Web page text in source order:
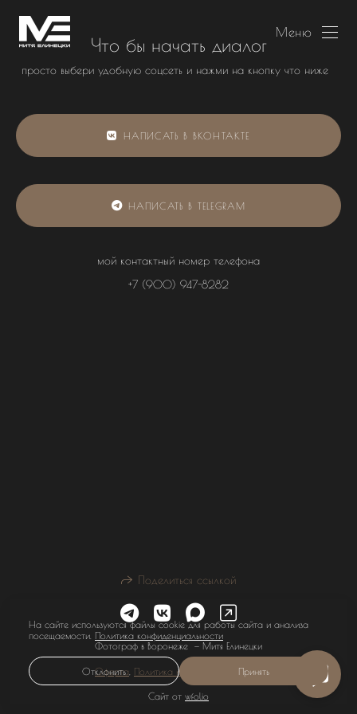
Меню
Что бы начать диалог
просто выбери удобную соцсеть и нажми на кнопку что ниже
НАПИСАТЬ В ВКОНТАКТЕ
НАПИСАТЬ В TELEGRAM
мой контактный номер телефона
+7 (900) 947-8282
Поделиться ссылкой
Фотограф в Воронеже — Митя Елинецки
Оферта Политика конфиденциальности
Сайт от wfolio
На сайте используются файлы cookie для работы сайта и анализа
посещаемости. Политика конфиденциальности
Отклонить Принять